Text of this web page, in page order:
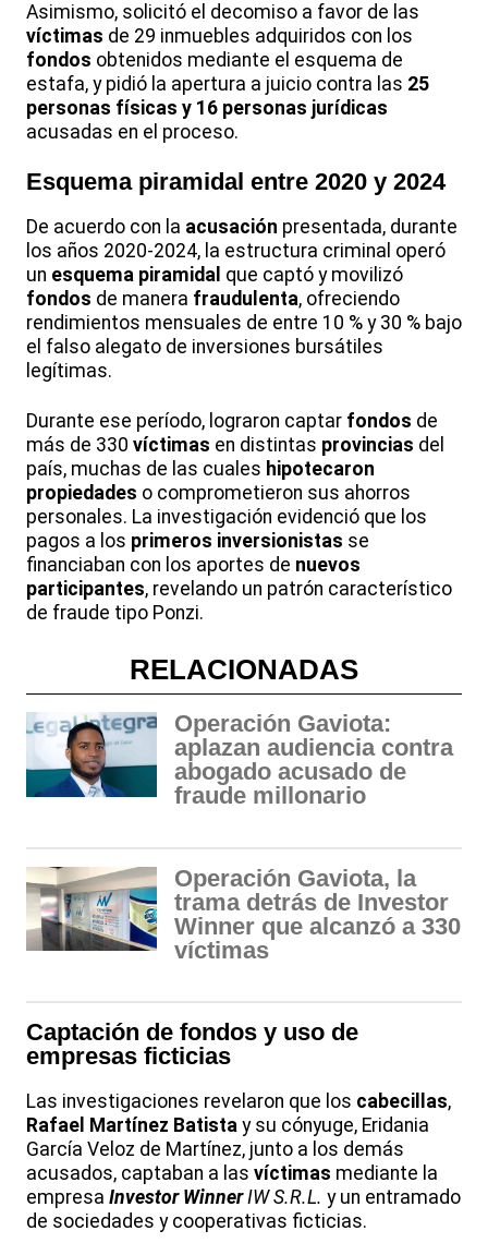
Asimismo, solicitó el decomiso a favor de las
víctimas de 29 inmuebles adquiridos con los
fondos obtenidos mediante el esquema de
estafa, y pidió la apertura a juicio contra las 25
personas físicas y 16 personas jurídicas
acusadas en el proceso.
Esquema piramidal entre 2020 y 2024
De acuerdo con la acusación presentada, durante
los años 2020-2024, la estructura criminal operó
un esquema piramidal que captó y movilizó
fondos de manera fraudulenta, ofreciendo
rendimientos mensuales de entre 10 % y 30 % bajo
el falso alegato de inversiones bursátiles
legítimas.
Durante ese período, lograron captar fondos de
más de 330 víctimas en distintas provincias del
país, muchas de las cuales hipotecaron
propiedades o comprometieron sus ahorros
personales. La investigación evidenció que los
pagos a los primeros inversionistas se
financiaban con los aportes de nuevos
participantes, revelando un patrón característico
de fraude tipo Ponzi.
RELACIONADAS
Operación Gaviota:
aplazan audiencia contra
abogado acusado de
fraude millonario
Operación Gaviota, la
trama detrás de Investor
Winner que alcanzó a 330
víctimas
Captación de fondos y uso de
empresas ficticias
Las investigaciones revelaron que los cabecillas,
Rafael Martínez Batista y su cónyuge, Eridania
García Veloz de Martínez, junto a los demás
acusados, captaban a las víctimas mediante la
empresa Investor WinnerIW S.R.L. y un entramado
de sociedades y cooperativas ficticias.